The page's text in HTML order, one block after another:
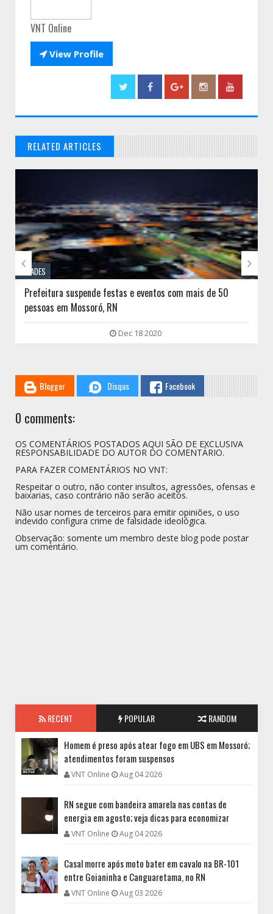
VNT Online
View Profile
RELATED ARTICLES
// THATS WHAT YOU MIGHT BE LOOKING FOR
CIDADES
Prefeitura suspende festas e eventos com mais de 50
pessoas em Mossoró, RN
Dec 18 2020
 
Blogger Disqus Facebook
0 comments:
OS COMENTÁRIOS POSTADOS AQUI SÃO DE EXCLUSIVA
RESPONSABILIDADE DO AUTOR DO COMENTÁRIO.
PARA FAZER COMENTÁRIOS NO VNT:
Respeitar o outro, não conter insultos, agressões, ofensas e
baixarias, caso contrário não serão aceitos.
Não usar nomes de terceiros para emitir opiniões, o uso
indevido configura crime de falsidade ideológica.
Observação: somente um membro deste blog pode postar
um comentário.
RECENT POPULAR RANDOM
Homem é preso após atear fogo em UBS em Mossoró;
atendimentos foram suspensos
VNT Online Aug 04 2026
RN segue com bandeira amarela nas contas de
energia em agosto; veja dicas para economizar
VNT Online Aug 04 2026
Casal morre após moto bater em cavalo na BR-101
entre Goianinha e Canguaretama, no RN
VNT Online Aug 03 2026